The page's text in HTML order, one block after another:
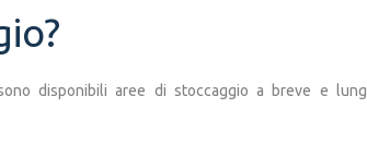
disponibili aree di stoccaggio a breve e